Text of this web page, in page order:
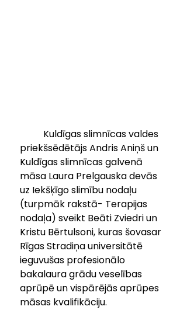
priekšsēdētājs Andris Aniņš un
Kuldīgas slimnīcas galvenā
māsa Laura Prelgauska devās
uz Iekšķīgo slimību nodaļu
(turpmāk rakstā- Terapijas
nodaļa) sveikt Beāti Zviedri un
Kristu Bērtulsoni, kuras šovasar
Rīgas Stradiņa universitātē
ieguvušas profesionālo
bakalaura grādu veselības
aprūpē un vispārējās aprūpes
māsas kvalifikāciju.